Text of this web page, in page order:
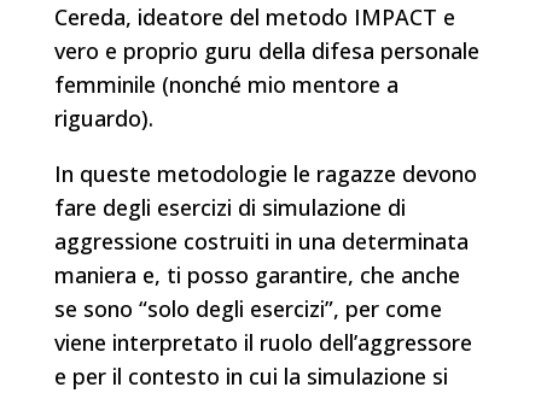
Cereda, ideatore del metodo IMPACT e
vero e proprio guru della difesa personale
femminile (nonché mio mentore a
riguardo).
In queste metodologie le ragazze devono
fare degli esercizi di simulazione di
aggressione costruiti in una determinata
maniera e, ti posso garantire, che anche
se sono “solo degli esercizi”, per come
viene interpretato il ruolo dell’aggressore
e per il contesto in cui la simulazione si